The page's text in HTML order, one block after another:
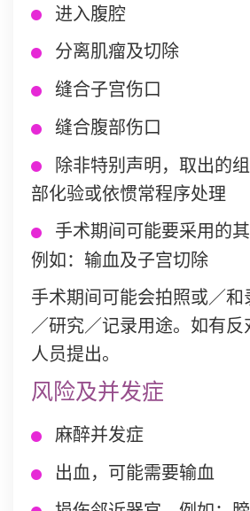
进入腹腔
分离肌瘤及切除
缝合子宫伤口
缝合腹部伤口
除非特别声明，取出的
部化验或依惯常程序处理
手术期间可能要采用的其
例如：输血及子宫切除
手术期间可能会拍照或／
／研究／记录用途。如有
人员提出。
风险及并发症
麻醉并发症
出血，可能需要输血